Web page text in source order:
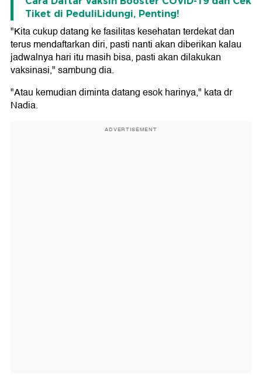
Tiket di PeduliLidungi, Penting!
"Kita cukup datang ke fasilitas kesehatan terdekat dan
terus mendaftarkan diri, pasti nanti akan diberikan kalau
jadwalnya hari itu masih bisa, pasti akan dilakukan
vaksinasi," sambung dia.
"Atau kemudian diminta datang esok harinya," kata dr
Nadia.
ADVERTISEMENT